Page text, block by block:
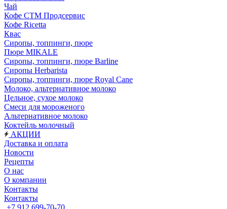
Чай
Кофе СТМ Продсервис
Кофе Ricetta
Квас
Сиропы, топпинги, пюре
Пюре MIKALE
Сиропы, топпинги, пюре Barline
Сиропы Herbarista
Сиропы, топпинги, пюре Royal Cane
Молоко, альтернативное молоко
Цельное, сухое молоко
Смеси для мороженого
Альтернативное молоко
Коктейль молочный
АКЦИИ
Доставка и оплата
Новости
Рецепты
О нас
О компании
Контакты
Контакты
+7 912 699-70-70